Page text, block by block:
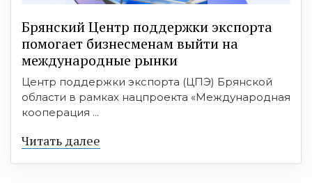
Брянский Центр поддержки экспорта
помогает бизнесменам выйти на
международные рынки
Центр поддержки экспорта (ЦПЭ) Брянской
области в рамках нацпроекта «Международная
кооперация ...
Читать далее